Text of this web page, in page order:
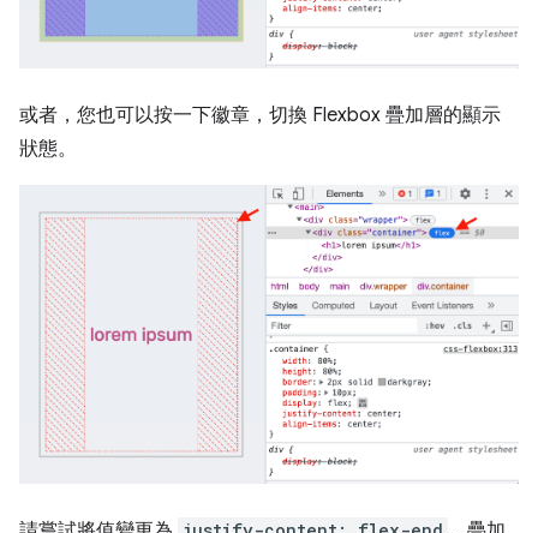
或者，您也可以按一下徽章，切換 Flexbox 疊加層的顯示
狀態。